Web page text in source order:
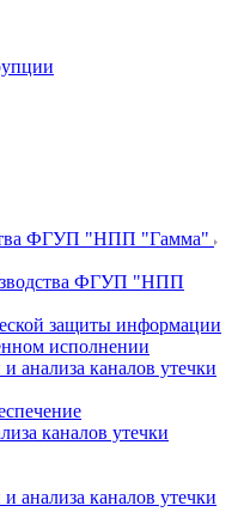
ФГУП "НПП "Гамма"
ФГУП "НПП
защиты информации
исполнении
анализа каналов утечки
каналов утечки
анализа каналов утечки